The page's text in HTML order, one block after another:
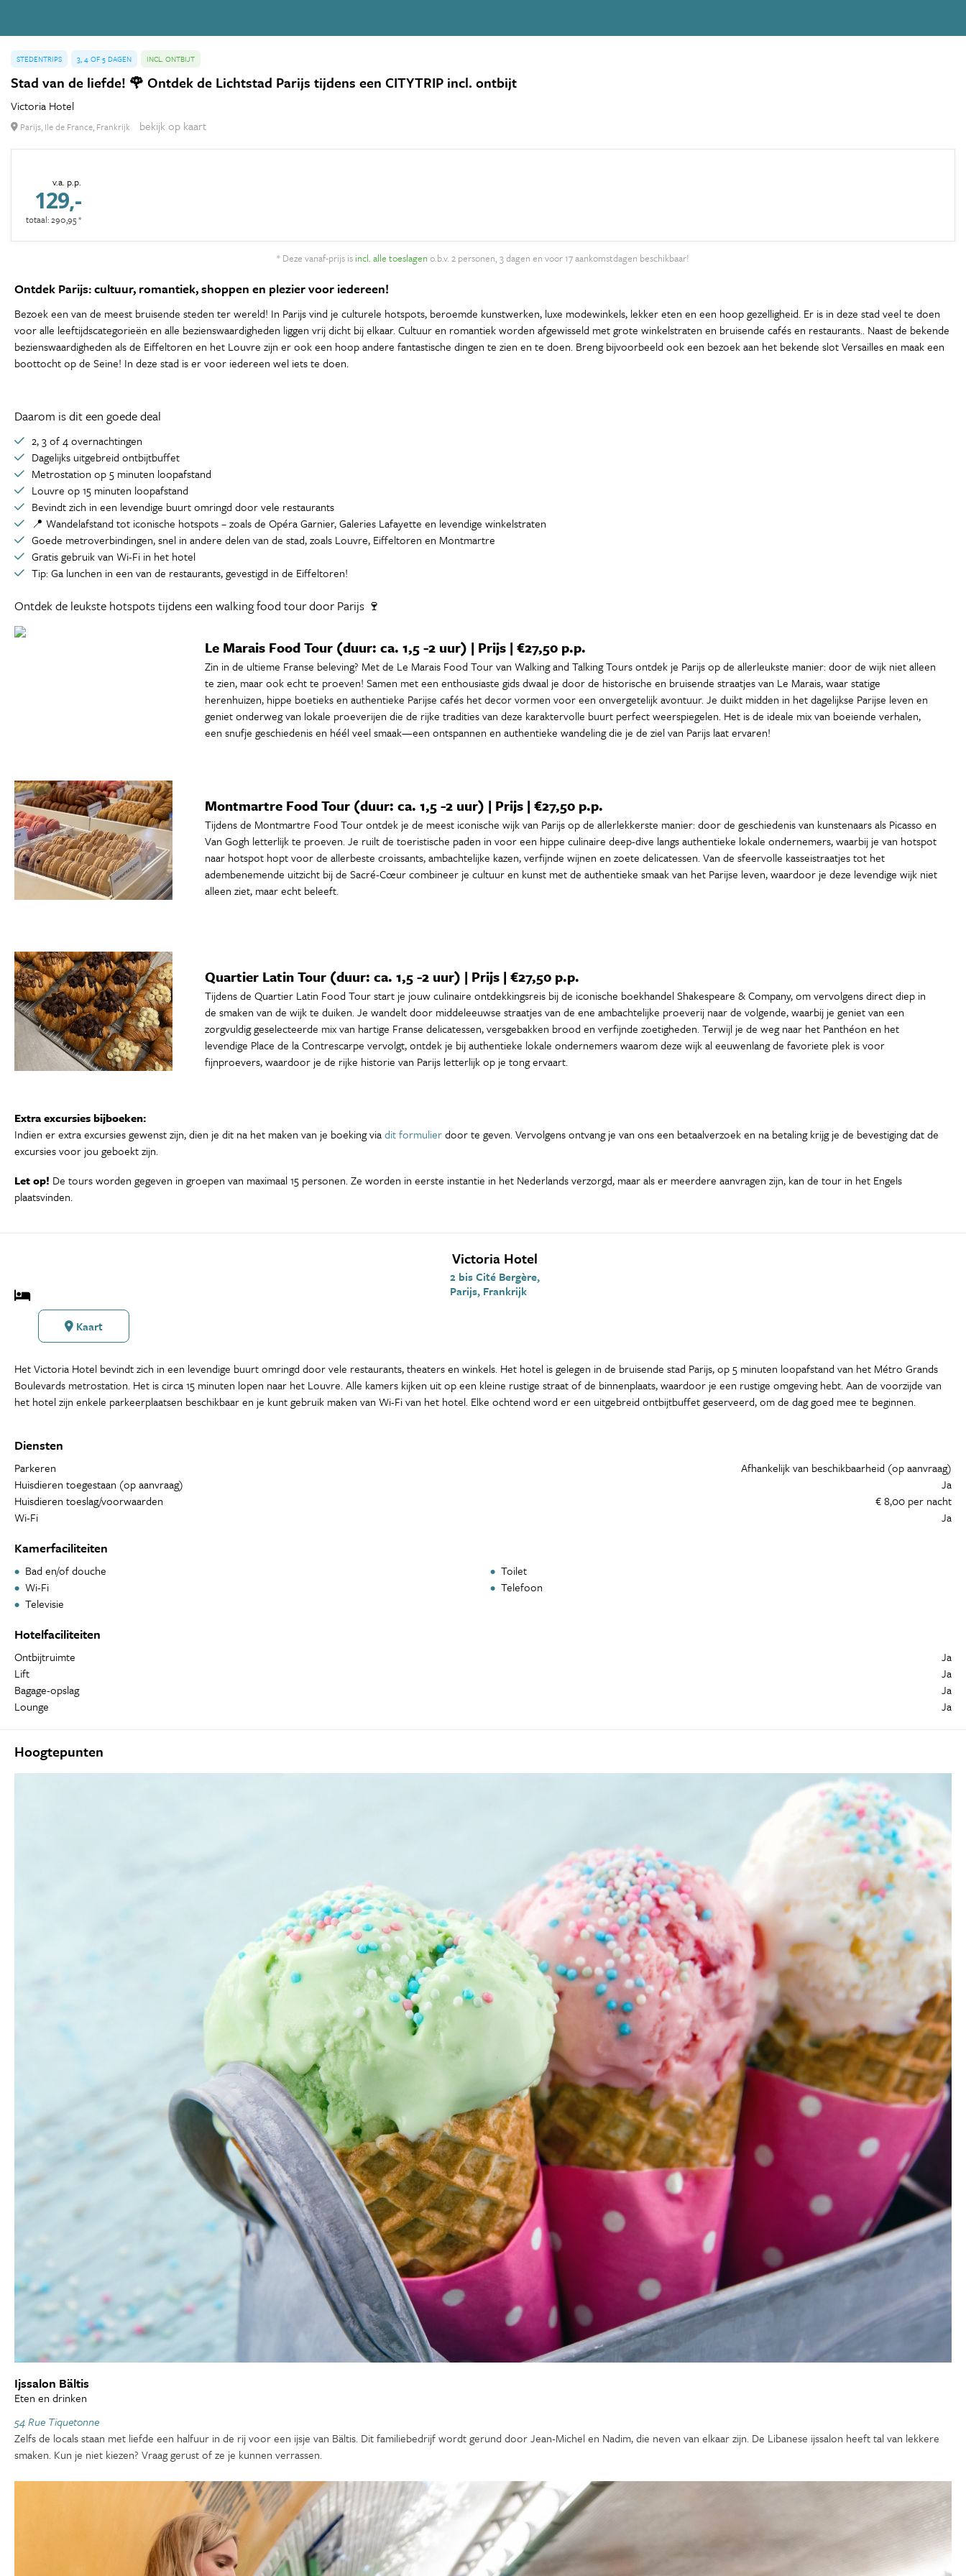
STEDENTRIPS 3, 4 OF 5 DAGEN INCL. ONTBIJT
Stad van de liefde! 🌹 Ontdek de Lichtstad Parijs tijdens een CITYTRIP incl. ontbijt
Victoria Hotel
Parijs, Ile de France, Frankrijk bekijk op kaart
v.a. p.p.
129,-
totaal: 290,95 *
* Deze vanaf-prijs is incl. alle toeslagen o.b.v. 2 personen, 3 dagen en voor 17 aankomstdagen beschikbaar!
Ontdek Parijs: cultuur, romantiek, shoppen en plezier voor iedereen!
Bezoek een van de meest bruisende steden ter wereld! In Parijs vind je culturele hotspots, beroemde kunstwerken, luxe modewinkels, lekker eten en een hoop gezelligheid. Er is in deze stad veel te doen
voor alle leeftijdscategorieën en alle bezienswaardigheden liggen vrij dicht bij elkaar. Cultuur en romantiek worden afgewisseld met grote winkelstraten en bruisende cafés en restaurants.. Naast de bekende
bezienswaardigheden als de Eiffeltoren en het Louvre zijn er ook een hoop andere fantastische dingen te zien en te doen. Breng bijvoorbeeld ook een bezoek aan het bekende slot Versailles en maak een
boottocht op de Seine! In deze stad is er voor iedereen wel iets te doen.
Daarom is dit een goede deal
2, 3 of 4 overnachtingen
Dagelijks uitgebreid ontbijtbuffet
Metrostation op 5 minuten loopafstand
Louvre op 15 minuten loopafstand
Bevindt zich in een levendige buurt omringd door vele restaurants
📍 Wandelafstand tot iconische hotspots – zoals de Opéra Garnier, Galeries Lafayette en levendige winkelstraten
Goede metroverbindingen, snel in andere delen van de stad, zoals Louvre, Eiffeltoren en Montmartre
Gratis gebruik van Wi-Fi in het hotel
Tip: Ga lunchen in een van de restaurants, gevestigd in de Eiffeltoren!
Ontdek de leukste hotspots tijdens een walking food tour door Parijs 🍷
Le Marais Food Tour (duur: ca. 1,5 -2 uur) | Prijs | €27,50 p.p.
Zin in de ultieme Franse beleving? Met de Le Marais Food Tour van Walking and Talking Tours ontdek je Parijs op de allerleukste manier: door de wijk niet alleen
te zien, maar ook echt te proeven! Samen met een enthousiaste gids dwaal je door de historische en bruisende straatjes van Le Marais, waar statige
herenhuizen, hippe boetieks en authentieke Parijse cafés het decor vormen voor een onvergetelijk avontuur. Je duikt midden in het dagelijkse Parijse leven en
geniet onderweg van lokale proeverijen die de rijke tradities van deze karaktervolle buurt perfect weerspiegelen. Het is de ideale mix van boeiende verhalen,
een snufje geschiedenis en héél veel smaak—een ontspannen en authentieke wandeling die je de ziel van Parijs laat ervaren!
Montmartre Food Tour (duur: ca. 1,5 -2 uur) | Prijs | €27,50 p.p.
Tijdens de Montmartre Food Tour ontdek je de meest iconische wijk van Parijs op de allerlekkerste manier: door de geschiedenis van kunstenaars als Picasso en
Van Gogh letterlijk te proeven. Je ruilt de toeristische paden in voor een hippe culinaire deep-dive langs authentieke lokale ondernemers, waarbij je van hotspot
naar hotspot hopt voor de allerbeste croissants, ambachtelijke kazen, verfijnde wijnen en zoete delicatessen. Van de sfeervolle kasseistraatjes tot het
adembenemende uitzicht bij de Sacré-Cœur combineer je cultuur en kunst met de authentieke smaak van het Parijse leven, waardoor je deze levendige wijk niet
alleen ziet, maar echt beleeft.
Quartier Latin Tour (duur: ca. 1,5 -2 uur) | Prijs | €27,50 p.p.
Tijdens de Quartier Latin Food Tour start je jouw culinaire ontdekkingsreis bij de iconische boekhandel Shakespeare & Company, om vervolgens direct diep in
de smaken van de wijk te duiken. Je wandelt door middeleeuwse straatjes van de ene ambachtelijke proeverij naar de volgende, waarbij je geniet van een
zorgvuldig geselecteerde mix van hartige Franse delicatessen, versgebakken brood en verfijnde zoetigheden. Terwijl je de weg naar het Panthéon en het
levendige Place de la Contrescarpe vervolgt, ontdek je bij authentieke lokale ondernemers waarom deze wijk al eeuwenlang de favoriete plek is voor
fijnproevers, waardoor je de rijke historie van Parijs letterlijk op je tong ervaart.
Extra excursies bijboeken:
Indien er extra excursies gewenst zijn, dien je dit na het maken van je boeking viadit formulierdoor te geven. Vervolgens ontvang je van ons een betaalverzoek en na betaling krijg je de bevestiging dat de
excursies voor jou geboekt zijn.
Let op! De tours worden gegeven in groepen van maximaal 15 personen. Ze worden in eerste instantie in het Nederlands verzorgd, maar als er meerdere aanvragen zijn, kan de tour in het Engels
plaatsvinden.
Victoria Hotel
2 bis Cité Bergère,
Parijs, Frankrijk
Kaart
Het Victoria Hotel bevindt zich in een levendige buurt omringd door vele restaurants, theaters en winkels. Het hotel is gelegen in de bruisende stad Parijs, op 5 minuten loopafstand van het Métro Grands
Boulevards metrostation. Het is circa 15 minuten lopen naar het Louvre. Alle kamers kijken uit op een kleine rustige straat of de binnenplaats, waardoor je een rustige omgeving hebt. Aan de voorzijde van
het hotel zijn enkele parkeerplaatsen beschikbaar en je kunt gebruik maken van Wi-Fi van het hotel. Elke ochtend word er een uitgebreid ontbijtbuffet geserveerd, om de dag goed mee te beginnen.
Diensten
Parkeren
Afhankelijk van beschikbaarheid (op aanvraag)
Huisdieren toegestaan (op aanvraag)
Ja
Huisdieren toeslag/voorwaarden
€ 8,00 per nacht
Wi-Fi
Ja
Kamerfaciliteiten
Bad en/of douche
Toilet
Wi-Fi
Telefoon
Televisie
Hotelfaciliteiten
Ontbijtruimte
Ja
Lift
Ja
Bagage-opslag
Ja
Lounge
Ja
Hoogtepunten
Ijssalon Bältis
Eten en drinken
54 Rue Tiquetonne
Zelfs de locals staan met liefde een halfuur in de rij voor een ijsje van Bältis. Dit familiebedrijf wordt gerund door Jean-Michel en Nadim, die neven van elkaar zijn. De Libanese ijssalon heeft tal van lekkere
smaken. Kun je niet kiezen? Vraag gerust of ze je kunnen verrassen.